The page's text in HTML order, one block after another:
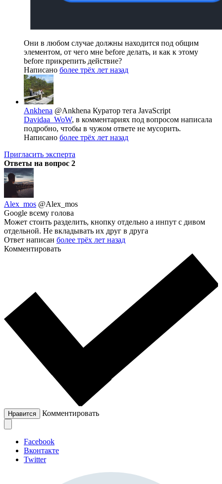
Они в любом случае должны находится под общим
элементом, от чего мне before делать, и как к этому
before прикрепить действие?
Написано более трёх лет назад
Ankhena @Ankhena Куратор тега JavaScript
Davidaa_WoW, в комментариях под вопросом написала
подробно, чтобы в чужом ответе не мусорить.
Написано более трёх лет назад
Пригласить эксперта
Ответы на вопрос 2
Alex_mos @Alex_mos
Google всему голова
Может стоить разделить, кнопку отдельно а инпут с дивом
отдельной. Не вкладывать их друг в друга
Ответ написан более трёх лет назад
Комментировать
Нравится Комментировать
Facebook
Вконтакте
Twitter